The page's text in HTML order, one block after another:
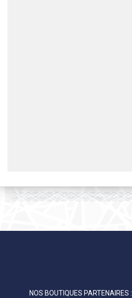
NOS BOUTIQUES PARTENAIRES :